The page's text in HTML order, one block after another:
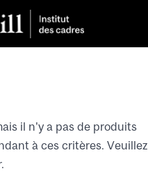
il n'y a pas de produits
à ces critères. Veuillez